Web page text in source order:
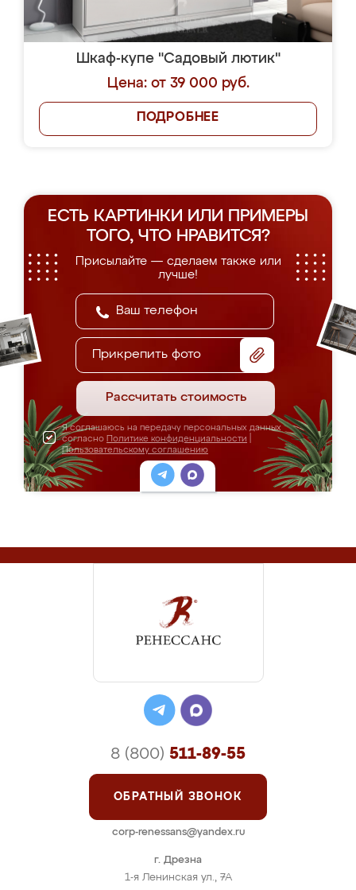
Шкаф-купе "Садовый лютик"
Цена: от 39 000 руб.
ПОДРОБНЕЕ
ЕСТЬ КАРТИНКИ ИЛИ ПРИМЕРЫ
ТОГО, ЧТО НРАВИТСЯ?
Присылайте — сделаем также или
лучше!
Прикрепить фото
Рассчитать стоимость
Я соглашаюсь на передачу персональных данных
согласно Политике конфиденциальности
Пользовательскому соглашению
г. Дрезна
1-я Ленинская ул., 7А
8 (800) 511-89-55
ОБРАТНЫЙ ЗВОНОК
corp-renessans@yandex.ru